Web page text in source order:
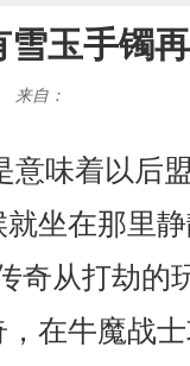
玉手镯
来自：
味着以后
坐在那里
奇从打劫的
在牛魔战